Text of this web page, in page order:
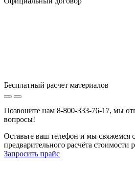
Бесплатный расчет материалов
Позвоните нам 8-800-333-76-17, мы
вопросы!
Оставьте ваш телефон и мы свяжемся
предварительного расчёта стоимости
Запросить прайс